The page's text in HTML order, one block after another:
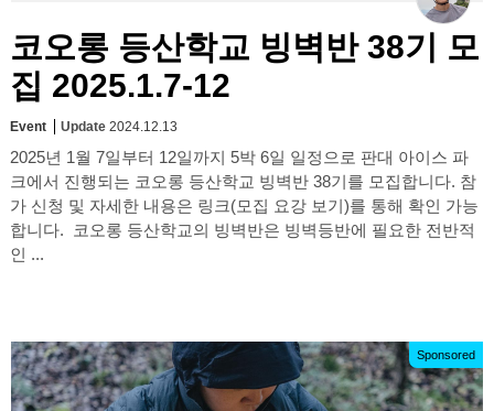
코오롱 등산학교 빙벽반 38기 모
집 2025.1.7-12
Event Update 2024.12.13
2025년 1월 7일부터 12일까지 5박 6일 일정으로 판대 아이스 파
크에서 진행되는 코오롱 등산학교 빙벽반 38기를 모집합니다. 참
가 신청 및 자세한 내용은 링크(모집 요강 보기)를 통해 확인 가능
합니다. ​ 코오롱 등산학교의 빙벽반은 빙벽등반에 필요한 전반적
인 ...
Sponsored